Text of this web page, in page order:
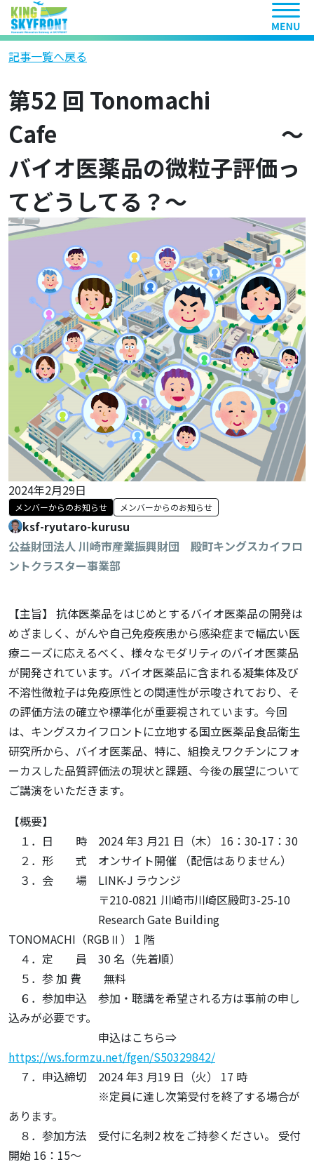
ヘッ
記事一覧へ戻る
第52 回 Tonomachi
Cafe ～
バイオ医薬品の微粒子評価っ
てどうしてる？～
2024年2月29日
メンバーからのお知らせ メンバーからのお知らせ
ksf-ryutaro-kurusu
公益財団法人 川崎市産業振興財団 殿町キングスカイフロ
ントクラスター事業部
【主旨】 抗体医薬品をはじめとするバイオ医薬品の開発は
めざましく、がんや自己免疫疾患から感染症まで幅広い医
療ニーズに応えるべく、様々なモダリティのバイオ医薬品
が開発されています。バイオ医薬品に含まれる凝集体及び
不溶性微粒子は免疫原性との関連性が示唆されており、そ
の評価方法の確立や標準化が重要視されています。今回
は、キングスカイフロントに立地する国立医薬品食品衛生
研究所から、バイオ医薬品、特に、組換えワクチンにフォ
ーカスした品質評価法の現状と課題、今後の展望について
ご講演をいただきます。
【概要】
１．日 時 2024 年3 月21 日（木） 16：30-17：30
２．形 式 オンサイト開催 （配信はありません）
３．会 場 LINK-J ラウンジ
〒210-0821 川崎市川崎区殿町3-25-10
Research Gate Building
TONOMACHI（RGBⅡ） 1 階
４．定 員 30 名（先着順）
５．参 加 費 無料
６．参加申込 参加・聴講を希望される方は事前の申し
込みが必要です。
申込はこちら⇒
https://ws.formzu.net/fgen/S50329842/
７．申込締切 2024 年3 月19 日（火） 17 時
※定員に達し次第受付を終了する場合が
あります。
８．参加方法 受付に名刺2 枚をご持参ください。 受付
開始 16：15～